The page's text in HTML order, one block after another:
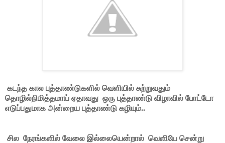
கடந்த கால புத்தாண்டுகளில் வெளியில் சுற்றுவதும்
தொழில்நிமித்தமாய் ஏதாவது ஒரு புத்தாண்டு விழாவில் போட்டோ
எடுப்பதுமாக அன்றைய புத்தாண்டு கழியும்..
சில நேரங்களில் வேலை இல்லையென்றால் வெளியே சென்று